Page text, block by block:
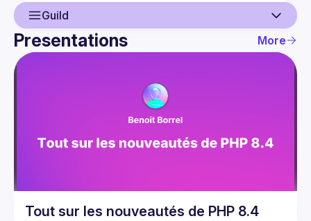
Guild
Guild
Presentations More
Tout sur les nouveautés de PHP 8.4